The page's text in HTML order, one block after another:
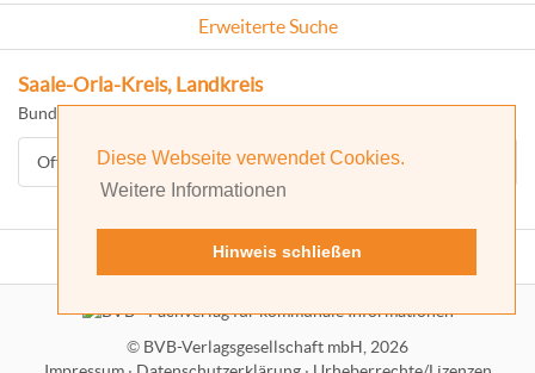
Diese Webseite verwendet Cookies.
Weitere Informationen
Hinweis schließen
Erweiterte Suche
Saale-Orla-Kreis, Landkreis
Bundesland: Thüringen
Offizielle Homepage
© BVB-Verlagsgesellschaft mbH, 2026